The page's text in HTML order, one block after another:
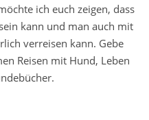
ich euch zeigen, dass
kann und man auch mit
verreisen kann. Gebe
Reisen mit Hund, Leben